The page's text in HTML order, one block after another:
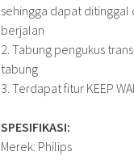
sehingga dapat ditinggal
berjalan
2. Tabung pengukus
tabung
3. Terdapat fitur KEEP
SPESIFIKASI:
Merek: Philips